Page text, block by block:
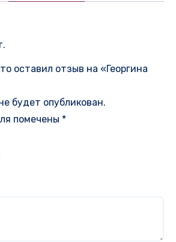
оставил отзыв на «Георгина
будет опубликован.
помечены *